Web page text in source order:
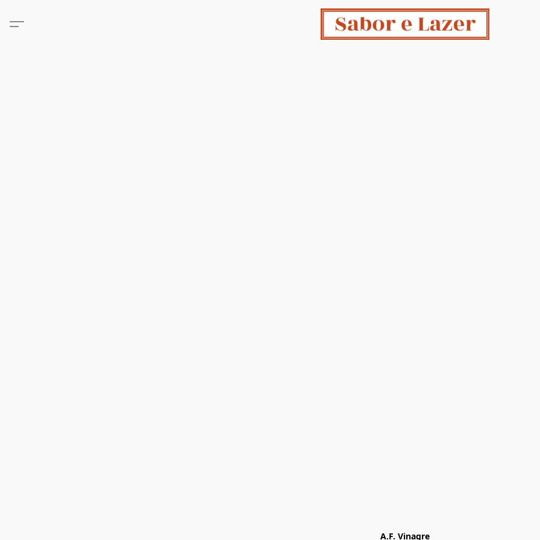
A.F. Vinagre